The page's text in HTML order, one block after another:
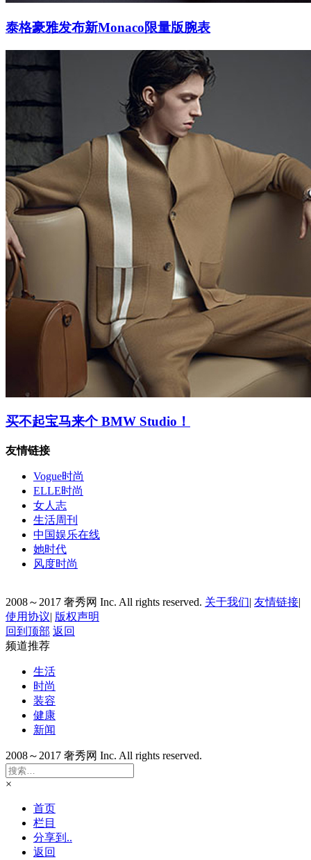
泰格豪雅发布新Monaco限量版腕表
买不起宝马来个 BMW Studio！
友情链接
Vogue时尚
ELLE时尚
女人志
生活周刊
中国娱乐在线
她时代
风度时尚
2008～2017 奢秀网 Inc. All rights reserved. 关于我们| 友情链接|
使用协议| 版权声明
回到顶部 返回
频道推荐
生活
时尚
装容
健康
新闻
2008～2017 奢秀网 Inc. All rights reserved.
×
首页
栏目
分享到..
返回